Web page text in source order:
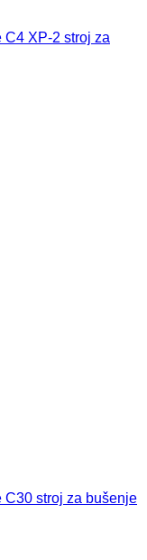
C4 XP-2 stroj za
C30 stroj za bušenje